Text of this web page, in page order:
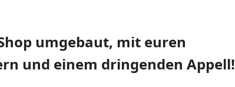
umgebaut, mit euren
und einem dringenden Appell!